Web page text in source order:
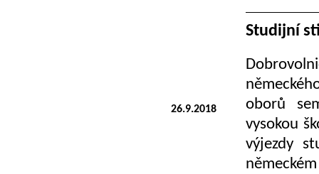
26.9.2018
Studijní
oborů
vysokou
výjezdy